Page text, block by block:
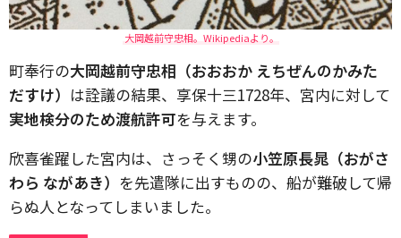
大岡越前守忠相。Wikipediaより。
町奉行の大岡越前守忠相（おおおか えちぜんのかみた
だすけ） は詮議の結果、享保十三1728年、宮内に対して
実地検分のため渡航許可を与えます。
欣喜雀躍した宮内は、さっそく甥の小笠原長晁（おがさ
わら ながあき） を先遣隊に出すものの、船が難破して帰
らぬ人となってしまいました。